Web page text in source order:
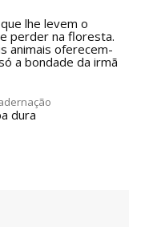
lhe levem o
perder na floresta.
animais oferecem-
a bondade da irmã
dura